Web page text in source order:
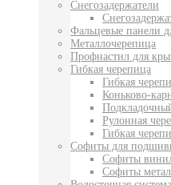
Снегозадержатели
Фальцевые панели
Металлочерепица
Профнастил для
Гибкая черепица
Гибкая
Коньково-
Рулонная
Гибкая
Софиты для
Софиты
Софиты